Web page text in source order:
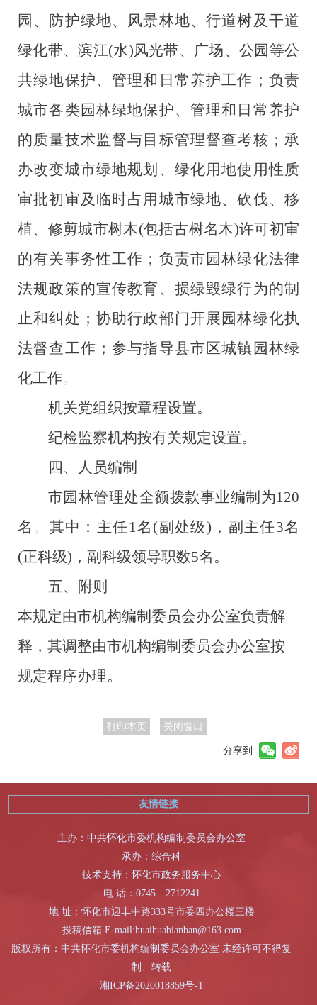
园、防护绿地、风景林地、行道树及干道
绿化带、滨江(水)风光带、广场、公园等公
共绿地保护、管理和日常养护工作；负责
城市各类园林绿地保护、管理和日常养护
的质量技术监督与目标管理督查考核；承
办改变城市绿地规划、绿化用地使用性质
审批初审及临时占用城市绿地、砍伐、移
植、修剪城市树木(包括古树名木)许可初审
的有关事务性工作； 负责市园林绿化法律
法规政策的宣传教育、损绿毁绿行为的制
止和纠处；协助行政部门开展园林绿化执
法督查工作； 参与指导县市区城镇园林绿
化工作。
机关党组织按章程设置。
纪检监察机构按有关规定设置。
四、人员编制
市园林管理处全额拨款事业编制为120
名。其中：主任1名(副处级)，副主任3名
(正科级)，副科级领导职数5名。
五、附则
本规定由市机构编制委员会办公室负责解
释，其调整由市机构编制委员会办公室按
规定程序办理。
打印本页 关闭窗口
分享到
主办：中共怀化市委机构编制委员会办公室
承办：综合科
技术支持：怀化市政务服务中心
电 话：0745―2712241
地 址：怀化市迎丰中路333号市委四办公楼三楼
投稿信箱 E-mail:huaihuabianban@163.com
版权所有：中共怀化市委机构编制委员会办公室 未经许可不得复
制、转载
湘ICP备2020018859号-1
友情链接